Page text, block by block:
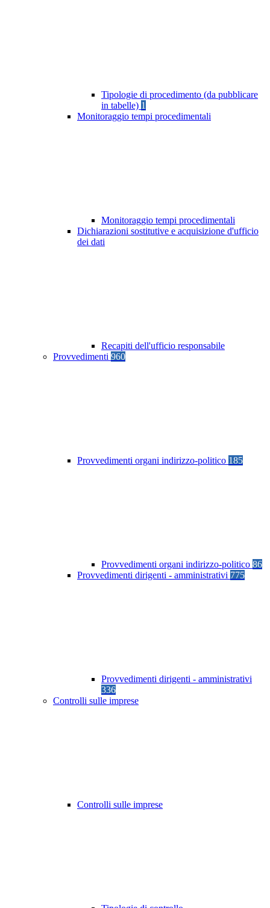
Tipologie di procedimento (da pubblicare
in tabelle) 1
Monitoraggio tempi procedimentali
Monitoraggio tempi procedimentali
Dichiarazioni sostitutive e acquisizione d'ufficio
dei dati
Recapiti dell'ufficio responsabile
Provvedimenti 960
Provvedimenti organi indirizzo-politico 185
Provvedimenti organi indirizzo-politico 86
Provvedimenti dirigenti - amministrativi 775
Provvedimenti dirigenti - amministrativi
336
Controlli sulle imprese
Controlli sulle imprese